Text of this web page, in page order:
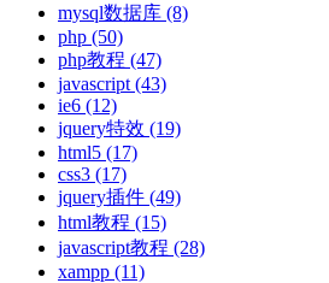
mysql数据库 (8)
php (50)
php教程 (47)
javascript (43)
ie6 (12)
jquery特效 (19)
html5 (17)
css3 (17)
jquery插件 (49)
html教程 (15)
javascript教程 (28)
xampp (11)